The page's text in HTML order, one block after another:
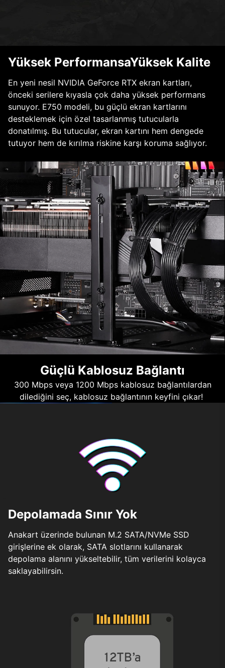
Yüksek PerformansaYüksek Kalite
En yeni nesil NVIDIA GeForce RTX ekran kartları,
önceki serilere kıyasla çok daha yüksek performans
sunuyor. E750 modeli, bu güçlü ekran kartlarını
desteklemek için özel tasarlanmış tutucularla
donatılmış. Bu tutucular, ekran kartını hem dengede
tutuyor hem de kırılma riskine karşı koruma sağlıyor.
Güçlü Kablosuz Bağlantı
300 Mbps veya 1200 Mbps kablosuz bağlantılardan
dilediğini seç, kablosuz bağlantının keyfini çıkar!
Depolamada Sınır Yok
Anakart üzerinde bulunan M.2 SATA/NVMe SSD
girişlerine ek olarak, SATA slotlarını kullanarak
depolama alanını yükseltebilir, tüm verilerini kolayca
saklayabilirsin.